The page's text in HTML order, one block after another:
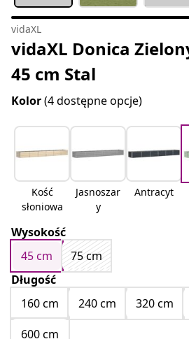
vidaXL
vidaXL Donica
45 cm Stal
Kolor(4 dostępne opcje)
Kość
słoniowa
Jasnoszar
y
Antracyt
Wysokość
45 cm
75 cm
Długość
160 cm
240 cm 320 cm
600 cm